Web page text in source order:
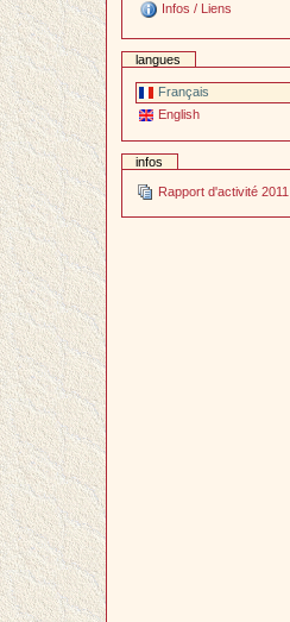
Infos / Liens
langues
Français
English
infos
Rapport d'activité 2011